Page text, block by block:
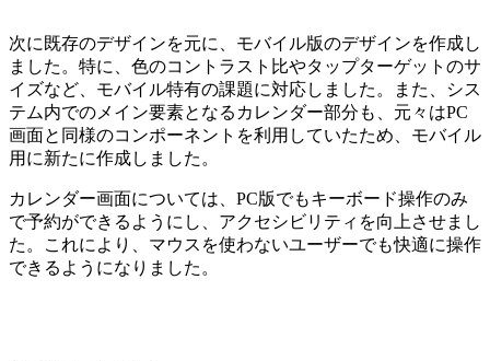
次に既存のデザインを元に、モバイル版のデザインを作成し
ました。特に、色のコントラスト比やタップターゲットのサ
イズなど、モバイル特有の課題に対応しました。また、シス
テム内でのメイン要素となるカレンダー部分も、元々はPC
画面と同様のコンポーネントを利用していたため、モバイル
用に新たに作成しました。
カレンダー画面については、PC版でもキーボード操作のみ
で予約ができるようにし、アクセシビリティを向上させまし
た。これにより、マウスを使わないユーザーでも快適に操作
できるようになりました。